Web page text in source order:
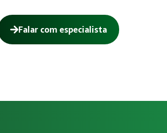
Falar com especialista
e